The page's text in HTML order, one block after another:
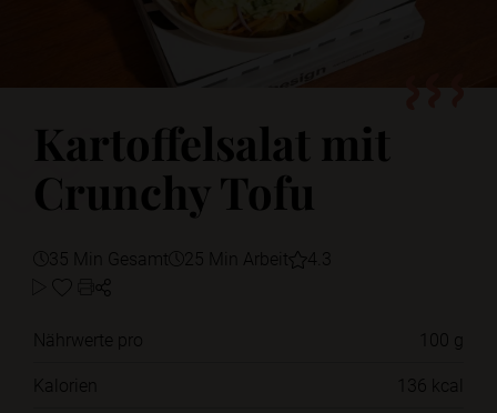
Kartoffelsalat mit
Crunchy Tofu
35 Min Gesamt 25 Min Arbeit 4.3
Nährwerte pro
100 g
Kalorien
136 kcal